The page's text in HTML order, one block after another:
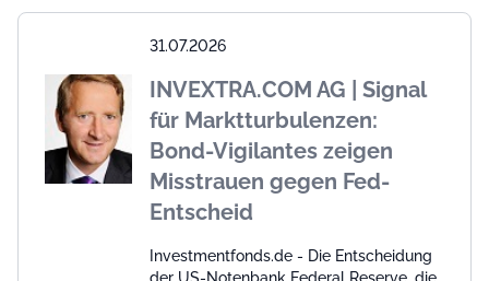
31.07.2026
INVEXTRA.COM AG | Signal
für Marktturbulenzen:
Bond-Vigilantes zeigen
Misstrauen gegen Fed-
Entscheid
Investmentfonds.de - Die Entscheidung
der US-Notenbank Federal Reserve, die